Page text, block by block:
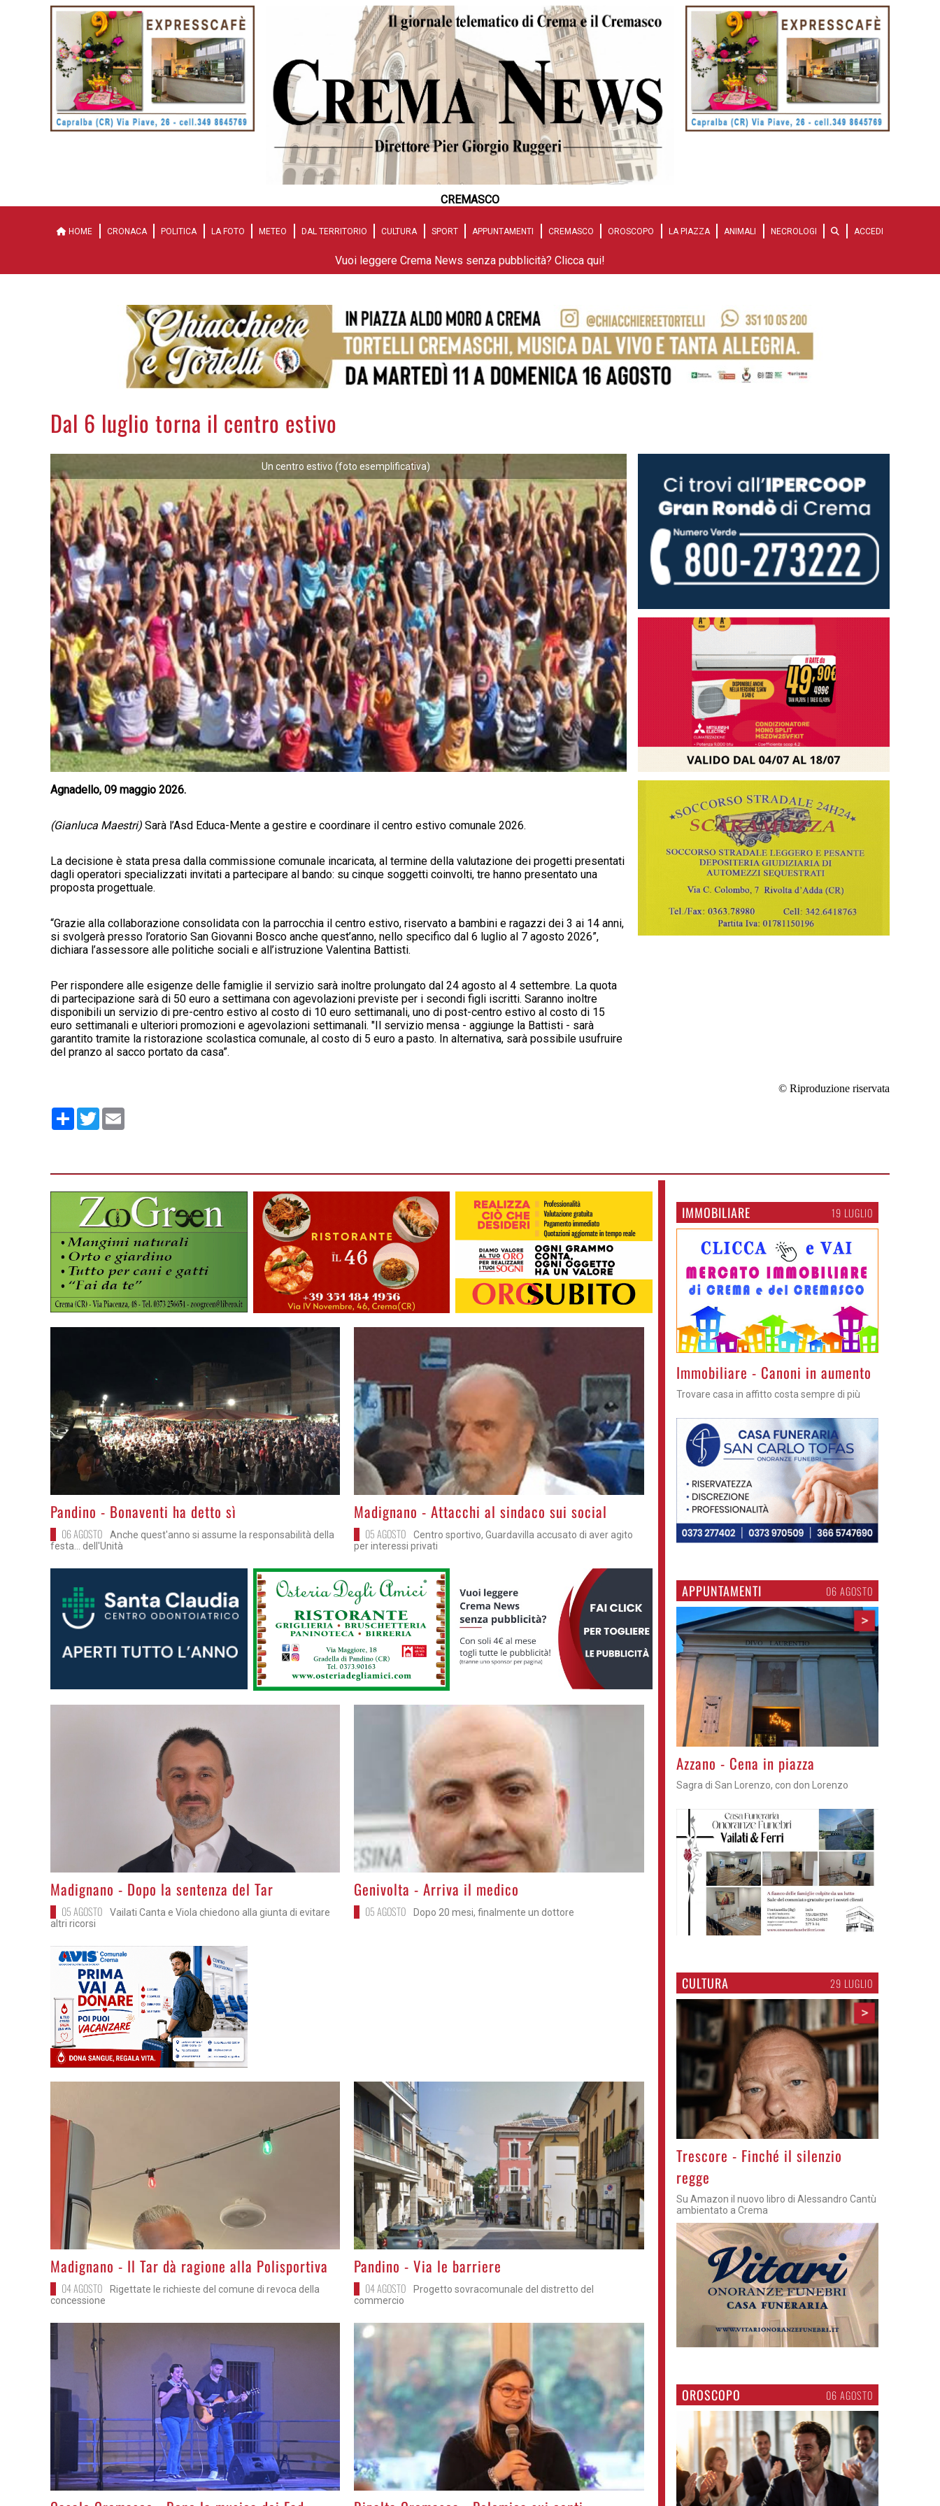
CREMASCO
HOME CRONACA POLITICA LA FOTO METEO DAL TERRITORIO CULTURA SPORT APPUNTAMENTI CREMASCO OROSCOPO LA PIAZZA ANIMALI NECROLOGI ACCEDI
Vuoi leggere Crema News senza pubblicità? Clicca qui!
Dal 6 luglio torna il centro estivo
Un centro estivo (foto esemplificativa)
Agnadello, 09 maggio 2026.
(Gianluca Maestri) Sarà l’Asd Educa-Mente a gestire e coordinare il centro estivo comunale 2026.
La decisione è stata presa dalla commissione comunale incaricata, al termine della valutazione dei progetti presentati
dagli operatori specializzati invitati a partecipare al bando: su cinque soggetti coinvolti, tre hanno presentato una
proposta progettuale.
“Grazie alla collaborazione consolidata con la parrocchia il centro estivo, riservato a bambini e ragazzi dei 3 ai 14 anni,
si svolgerà presso l’oratorio San Giovanni Bosco anche quest’anno, nello specifico dal 6 luglio al 7 agosto 2026”,
dichiara l’assessore alle politiche sociali e all’istruzione Valentina Battisti.
Per rispondere alle esigenze delle famiglie il servizio sarà inoltre prolungato dal 24 agosto al 4 settembre. La quota
di partecipazione sarà di 50 euro a settimana con agevolazioni previste per i secondi figli iscritti. Saranno inoltre
disponibili un servizio di pre-centro estivo al costo di 10 euro settimanali, uno di post-centro estivo al costo di 15
euro settimanali e ulteriori promozioni e agevolazioni settimanali. "Il servizio mensa - aggiunge la Battisti - sarà
garantito tramite la ristorazione scolastica comunale, al costo di 5 euro a pasto. In alternativa, sarà possibile usufruire
del pranzo al sacco portato da casa”.
© Riproduzione riservata
Condividi
Twitter
>
Pandino - Bonaventi ha detto sì
06 AGOSTO
Anche quest'anno si assume la responsabilità della
festa... dell'Unità
>Madignano - Attacchi al sindaco sui social
05 AGOSTO
Centro sportivo, Guardavilla accusato di aver agito
per interessi privati
>Madignano - Dopo la sentenza del Tar
05 AGOSTO
Vailati Canta e Viola chiedono alla giunta di evitare
altri ricorsi
>
Genivolta - Arriva il medico
05 AGOSTO Dopo 20 mesi, finalmente un dottore
>Madignano - Il Tar dà ragione alla Polisportiva
04 AGOSTO
Rigettate le richieste del comune di revoca della
concessione
>
Pandino - Via le barriere
04 AGOSTO
Progetto sovracomunale del distretto del
commercio
> >
IMMOBILIARE 19 LUGLIO
>Immobiliare - Canoni in aumento
Trovare casa in affitto costa sempre di più
APPUNTAMENTI 06 AGOSTO
>
Gli appuntamenti fino a sabato
Cosa fare questi giorni nel Cremasco
CULTURA 29 LUGLIO
>
Trescore - Finché il silenzio
regge
Su Amazon il nuovo libro di Alessandro Cantù
ambientato a Crema
OROSCOPO 06 AGOSTO